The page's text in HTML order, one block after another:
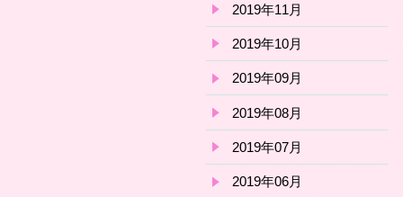
2019年11月
2019年10月
2019年09月
2019年08月
2019年07月
2019年06月